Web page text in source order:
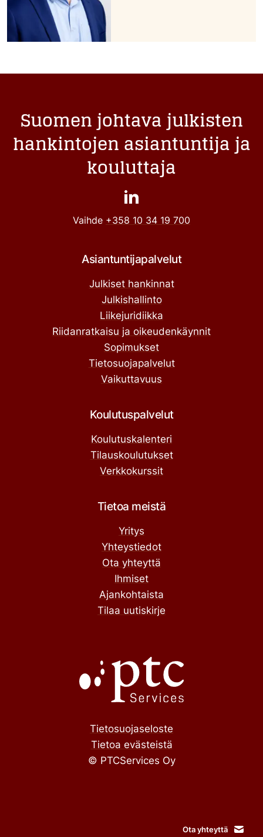
Suomen johtava julkisten
hankintojen asiantuntija ja
kouluttaja
Vaihde +358 10 34 19 700
Asiantuntijapalvelut
Julkiset hankinnat
Julkishallinto
Liikejuridiikka
Riidanratkaisu ja oikeudenkäynnit
Sopimukset
Tietosuojapalvelut
Vaikuttavuus
Koulutuspalvelut
Koulutuskalenteri
Tilauskoulutukset
Verkkokurssit
Tietoa meistä
Yritys
Yhteystiedot
Ota yhteyttä
Ihmiset
Ajankohtaista
Tilaa uutiskirje
Tietosuojaseloste
Tietoa evästeistä
© PTCServices Oy
Ota yhteyttä